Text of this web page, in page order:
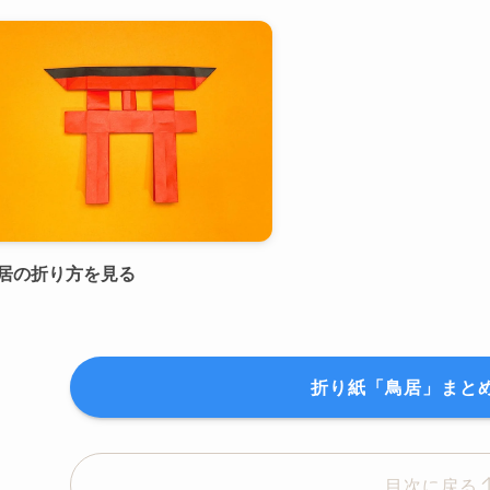
の折り方を見る
折り紙「鳥居」まと
目次に戻る